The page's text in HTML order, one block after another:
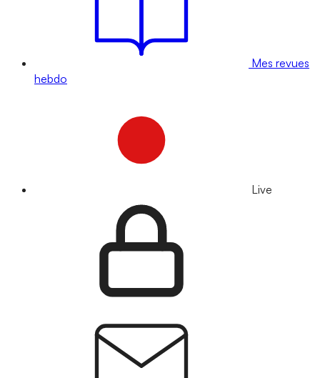
Mes revues
hebdo
Live